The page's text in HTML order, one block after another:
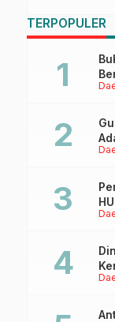
TERPOPULER